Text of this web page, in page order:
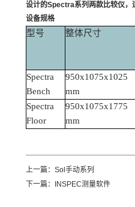
设计的Spectra系列两款比较仪，
设备规格
型号 整体尺寸
Spectra
Bench
950x1075x1025
mm
Spectra
Floor
950x1075x1775
mm
上一篇： Sol手动系列
下一篇：
INSPEC测量软件